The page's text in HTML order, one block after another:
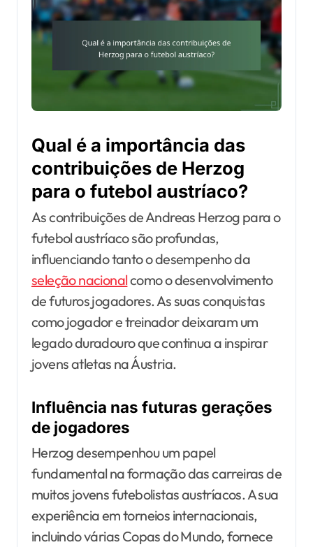
Qual é a importância das
contribuições de Herzog
para o futebol austríaco?
As contribuições de Andreas Herzog para o
futebol austríaco são profundas,
influenciando tanto o desempenho da
seleção nacionalcomo o desenvolvimento
de futuros jogadores. As suas conquistas
como jogador e treinador deixaram um
legado duradouro que continua a inspirar
jovens atletas na Áustria.
Influência nas futuras gerações
de jogadores
Herzog desempenhou um papel
fundamental na formação das carreiras de
muitos jovens futebolistas austríacos. A sua
experiência em torneios internacionais,
incluindo várias Copas do Mundo, fornece